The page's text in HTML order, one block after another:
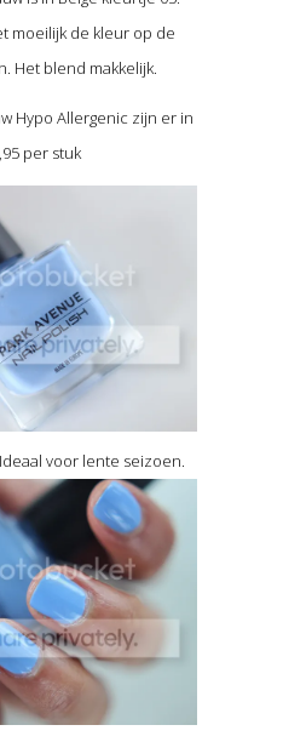
moeilijk de kleur op de
Het blend makkelijk.
Hypo Allergenic zijn er in
per stuk
voor lente seizoen.